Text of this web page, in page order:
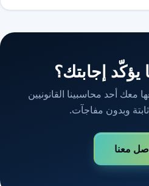
يؤكّد إجابتك؟
معك أحد محاسبينا القانونيين
وبدون مفاجآت.
معنا